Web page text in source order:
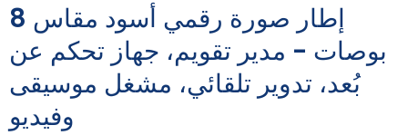
إطار صورة رقمي أسود مقاس 8
بوصات - مدير تقويم، جهاز تحكم عن
بُعد، تدوير تلقائي، مشغل موسيقى
وفيديو